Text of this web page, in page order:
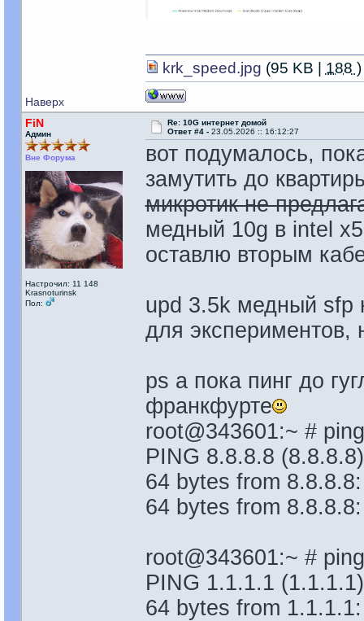
Наверх
krk_speed.jpg (95 KB | 188 )
FiN
Админ
Вне Форума
Настрочил: 11 148
Krasnoturinsk
Пол:
Re: 10G интернет домой
Ответ #4 - 23.05.2026 :: 16:12:27
вот подумалось,
замутить до
микротик не
медный 10g в intel
оставлю вторым
upd 3.5k медный sfp
для экспериментов,
ps а пока пинг до
франкфурте
root@343601:~ #
PING 8.8.8.8
64 bytes from
64 bytes from
root@343601:~ #
PING 1.1.1.1
64 bytes from